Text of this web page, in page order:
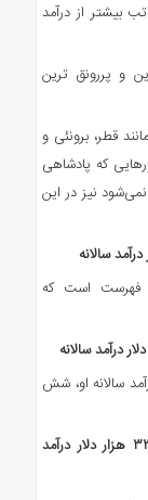
بیشتر از درآمد
و پررونق ترین
قطر، برونئی و
که پادشاهی
نیز در این
درآمد سالانه
۱۰ کشور اول این فهرست است که
دلار درآمد سالانه
درآمد سالانه او، شش
هزار دلار درآمد